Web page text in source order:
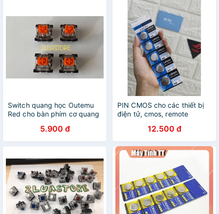
Switch quang học Outemu
Red cho bàn phím cơ quang
5.900 đ
PIN CMOS cho các thiết bị
điện tử, cmos, remote
12.500 đ